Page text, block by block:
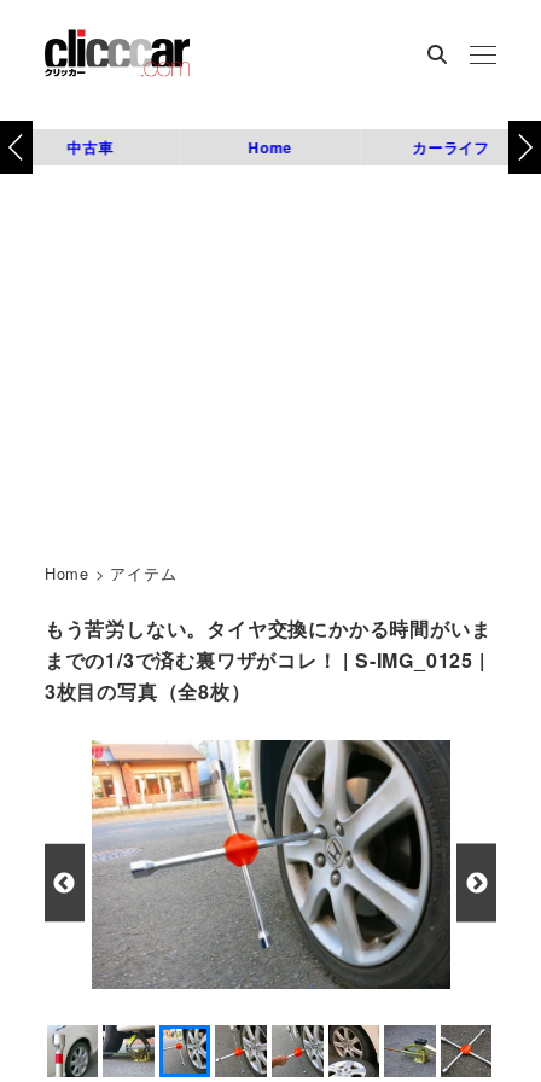
中古車 Home カーライフ
Home > アイテム
もう苦労しない。タイヤ交換にかかる時間がいま
までの1/3で済む裏ワザがコレ！ | S-IMG_0125 |
3枚目の写真（全8枚）